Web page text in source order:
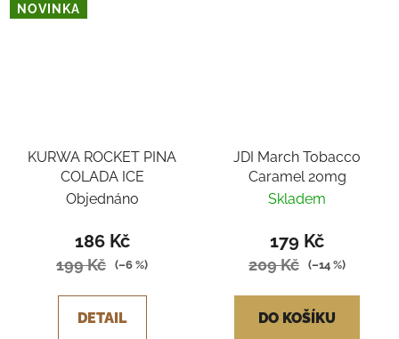
NOVINKA
KURWA ROCKET PINA
COLADA ICE
Objednáno
186 Kč
199 Kč (–6 %)
DETAIL
JDI March Tobacco
Caramel 20mg
Skladem
179 Kč
209 Kč (–14 %)
DO KOŠÍKU